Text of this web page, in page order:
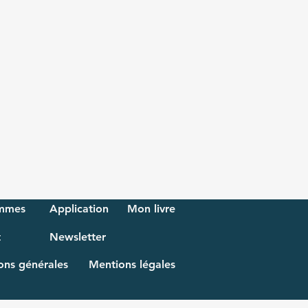
Application Mon livre
Newsletter
générales Mentions légales